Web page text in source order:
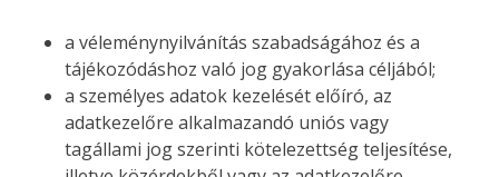
a véleménynyilvánítás szabadságához és a
tájékozódáshoz való jog gyakorlása céljából;
a személyes adatok kezelését előíró, az
adatkezelőre alkalmazandó uniós vagy
tagállami jog szerinti kötelezettség teljesítése,